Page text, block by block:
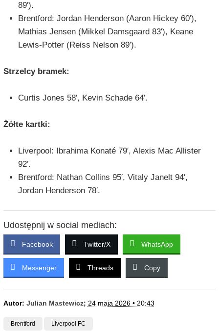
89′).
Brentford: Jordan Henderson (Aaron Hickey 60′),
Mathias Jensen (Mikkel Damsgaard 83′), Keane
Lewis-Potter (Reiss Nelson 89′).
Strzelcy bramek:
Curtis Jones 58′, Kevin Schade 64′.
Żółte kartki:
Liverpool: Ibrahima Konaté 79′, Alexis Mac Allister
92′.
Brentford: Nathan Collins 95′, Vitaly Janelt 94′,
Jordan Henderson 78′.
Udostępnij w social mediach:
Facebook Twitter/X WhatsApp
Messenger Threads Copy
Autor: Julian Mastewicz; 24 maja 2026 • 20:43
Brentford Liverpool FC